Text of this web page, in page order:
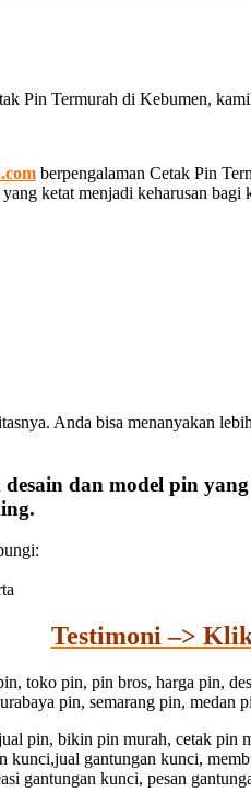
Pin Termurah di Kebumen,
berpengalaman Cetak Pin
ketat menjadi keharusan bagi
Anda bisa menanyakan
dan model pin
Testimoni –>
toko pin, pin bros, harga pin,
pin, semarang pin,
pin, bikin pin murah, cetak pin
gantungan kunci,
gantungan kunci, pesan